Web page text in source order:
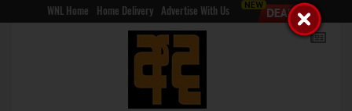
WNL Home Home Delivery Advertise With Us